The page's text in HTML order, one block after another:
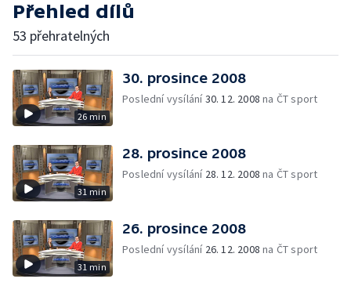
Přehled dílů
53 přehratelných
26 min
30. prosince 2008
Poslední vysílání30. 12. 2008 na ČT sport
31 min
28. prosince 2008
Poslední vysílání 28. 12. 2008 na ČT sport
31 min
26. prosince 2008
Poslední vysílání 26. 12. 2008 na ČT sport